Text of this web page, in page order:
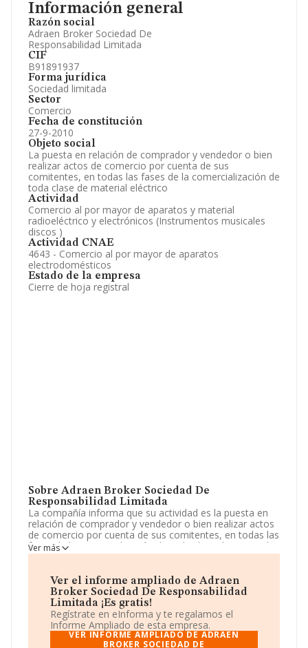
Información general
Razón social
Adraen Broker Sociedad De
Responsabilidad Limitada
CIF
B91891937
Forma jurídica
Sociedad limitada
Sector
Comercio
Fecha de constitución
27-9-2010
Objeto social
La puesta en relación de comprador y vendedor o bien
realizar actos de comercio por cuenta de sus
comitentes, en todas las fases de la comercialización de
toda clase de material eléctrico
Actividad
Comercio al por mayor de aparatos y material
radioeléctrico y electrónicos (Instrumentos musicales
discos )
Actividad CNAE
4643 - Comercio al por mayor de aparatos
electrodomésticos
Estado de la empresa
Cierre de hoja registral
Sobre Adraen Broker Sociedad De
Responsabilidad Limitada
La compañía informa que su actividad es la puesta en
relación de comprador y vendedor o bien realizar actos
de comercio por cuenta de sus comitentes, en todas las
fases de la comercialización de toda clase de material
eléctrico. La empresa aparece inscrita en el Registro
corresponde a 4643 con código 'Comercio al por mayor
de aparatos electrodomésticos'. La empresa no tiene
actividad en mercados exteriores.
La empresa españolaAdraen Broker Sociedad de
Responsabilidad Limitada, con CIF B91891937, está
situada en Calle Lorenzo Mercadante núm. 21, (41005),
Ver más
Ver el informe ampliado de Adraen
Broker Sociedad De Responsabilidad
Limitada ¡Es gratis!
Regístrate en eInforma y te regalamos el
Informe Ampliado de esta empresa.
VER INFORME AMPLIADO DE ADRAEN
BROKER SOCIEDAD DE
Artículos de prensa publicados sobre la empresa.
Información oficial y registral complementaria.